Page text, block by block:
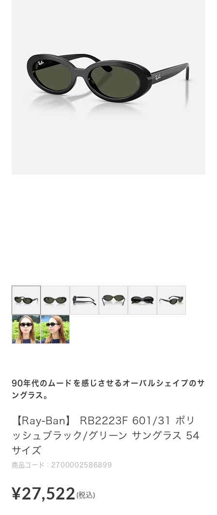
90年代のムードを感じさせるオーバルシェイプのサ
ングラス。
【Ray-Ban】 RB2223F 601/31 ポリ
ッシュブラック/グリーン サングラス 54
サイズ
商品コード：2700002586899
¥27,522 (税込)